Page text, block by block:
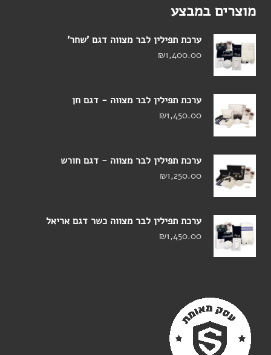
מוצרים במבצע
ערכת תפילין לבר מצווה דגם 'שחר'
₪1,400.00
ערכת תפילין לבר מצווה - דגם חן
₪1,450.00
ערכת תפילין לבר מצווה - דגם חורש
₪1,250.00
ערכת תפילין לבר מצווה כשר דגם אריאל
₪1,450.00